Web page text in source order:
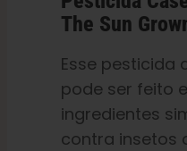
The Sun
Esse pesticida
pode ser feito
ingredientes
contra insetos